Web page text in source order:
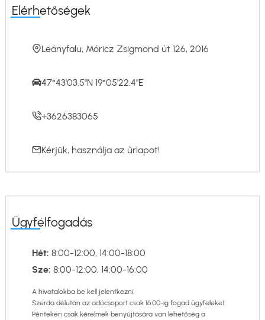
Elérhetőségek
Leányfalu, Móricz Zsigmond út 126, 2016
47°43'03.5"N 19°05'22.4"E
+3626383065
Kérjük, használja az űrlapot!
Ügyfélfogadás
Hét: 8:00-12:00, 14:00-18:00
Sze: 8:00-12:00, 14:00-16:00
A hivatalokba be kell jelentkezni.
Szerda délután az adócsoport csak 16:00-ig fogad ügyfeleket.
Pénteken csak kérelmek benyújtására van lehetőség a